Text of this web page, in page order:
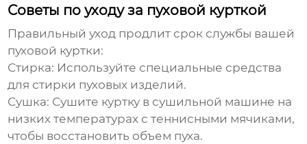
Советы по уходу за пуховой курткой
Правильный уход продлит срок службы вашей
пуховой куртки:
Стирка: Используйте специальные средства
для стирки пуховых изделий.
Сушка: Сушите куртку в сушильной машине на
низких температурах с теннисными мячиками,
чтобы восстановить объем пуха.